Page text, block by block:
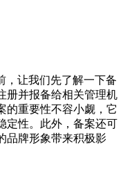
，让我们先了解一下备
册并报备给相关管理机
的重要性不容小觑，它
定性。此外，备案还可
品牌形象带来积极影